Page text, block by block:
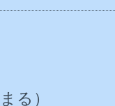
る）